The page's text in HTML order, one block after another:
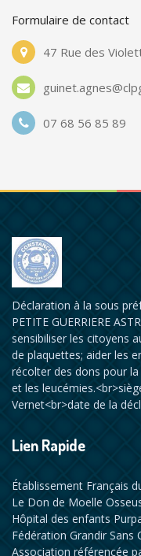
Formulaire de contact
47 Rue des
07 68 56 85 89
Déclaration à la sous
PETITE GUERRIERE
sensibiliser les citoyens
de plaquettes; aider les
récolter des dons pour
et les
Vernet<br>date de la
Lien Rapide
Établissement Français
Le Don de Moelle
Hôpital des enfants
Fédération Grandir Sans
Association référencée